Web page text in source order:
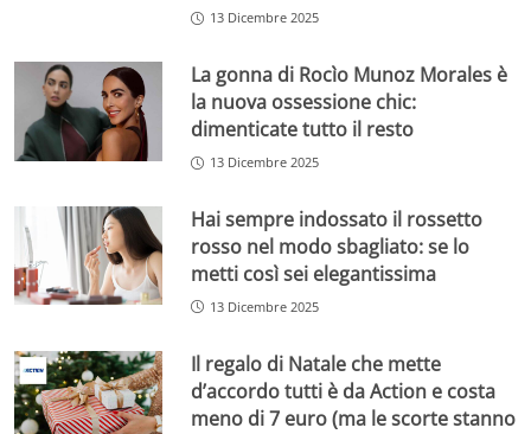
13 Dicembre 2025
La gonna di Rocìo Munoz Morales è
la nuova ossessione chic:
dimenticate tutto il resto
13 Dicembre 2025
Hai sempre indossato il rossetto
rosso nel modo sbagliato: se lo
metti così sei elegantissima
13 Dicembre 2025
Il regalo di Natale che mette
d’accordo tutti è da Action e costa
meno di 7 euro (ma le scorte stanno